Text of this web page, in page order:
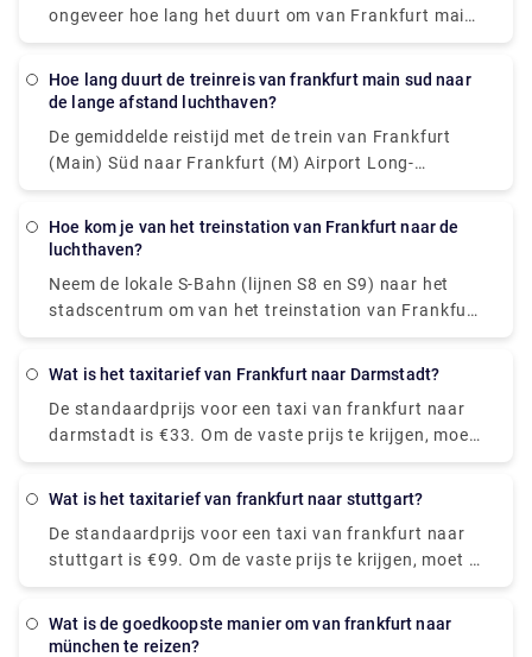
ongeveer hoe lang het duurt om van Frankfurt main
hbf naar de internationale luchthaven van Frankfurt
Hoe lang duurt de treinreis van frankfurt main sud naar
de lange afstand luchthaven?
De gemiddelde reistijd met de trein van Frankfurt
(Main) Süd naar Frankfurt (M) Airport Long-
Distance is 23 minuten, terwijl de snelste treinen je
Hoe kom je van het treinstation van Frankfurt naar de
luchthaven?
Neem de lokale S-Bahn (lijnen S8 en S9) naar het
stadscentrum om van het treinstation van Frankfurt
naar de luchthaven te gaan. Het duurt ongeveer 12
Wat is het taxitarief van Frankfurt naar Darmstadt?
De standaardprijs voor een taxi van frankfurt naar
darmstadt is €33. Om de vaste prijs te krijgen, moet
u de exacte informatie (aantal passagiers, datum,
taxi boekt. Bezoek onze website, d.w.z. Rydeu, om
een transfer met een vaste prijs van frankfurt naar
darmstadt te boeken.
Wat is het taxitarief van frankfurt naar stuttgart?
De standaardprijs voor een taxi van frankfurt naar
stuttgart is €99. Om de vaste prijs te krijgen, moet u
de exacte informatie (aantal passagiers, datum,
taxi boekt.
Wat is de goedkoopste manier om van frankfurt naar
münchen te reizen?